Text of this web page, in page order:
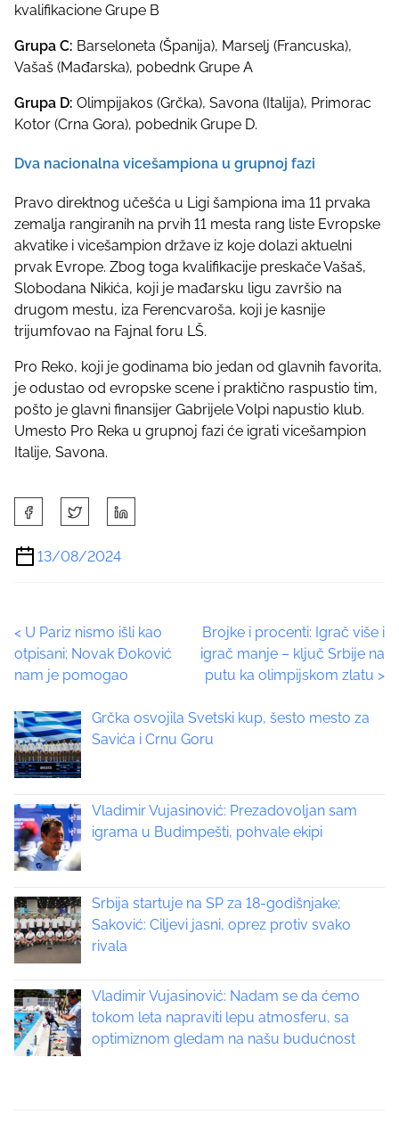
kvalifikacione Grupe B
Grupa C: Barseloneta (Španija), Marselj (Francuska),
Vašaš (Mađarska), pobednk Grupe A
Grupa D: Olimpijakos (Grčka), Savona (Italija), Primorac
Kotor (Crna Gora), pobednik Grupe D.
Dva nacionalna vicešampiona u grupnoj fazi
Pravo direktnog učešća u Ligi šampiona ima 11 prvaka
zemalja rangiranih na prvih 11 mesta rang liste Evropske
akvatike i vicešampion države iz koje dolazi aktuelni
prvak Evrope. Zbog toga kvalifikacije preskače Vašaš,
Slobodana Nikića, koji je mađarsku ligu završio na
drugom mestu, iza Ferencvaroša, koji je kasnije
trijumfovao na Fajnal foru LŠ.
Pro Reko, koji je godinama bio jedan od glavnih favorita,
je odustao od evropske scene i praktično raspustio tim,
pošto je glavni finansijer Gabrijele Volpi napustio klub.
Umesto Pro Reka u grupnoj fazi će igrati vicešampion
Italije, Savona.
h
a
r
h
i
s
o
s
t
n
:
13/08/2024
P
o
s
t
s
n
a
i
g
a
t
< U Pariz nismo išli kao
otpisani; Novak Đoković
nam je pomogao
Brojke i procenti: Igrač više i
igrač manje – ključ Srbije na
putu ka olimpijskom zlatu >
Grčka osvojila Svetski kup, šesto mesto za
Savića i Crnu Goru
Vladimir Vujasinović: Prezadovoljan sam
igrama u Budimpešti, pohvale ekipi
Srbija startuje na SP za 18-godišnjake;
Saković: Ciljevi jasni, oprez protiv svako
rivala
Vladimir Vujasinović: Nadam se da ćemo
tokom leta napraviti lepu atmosferu, sa
optimiznom gledam na našu budućnost